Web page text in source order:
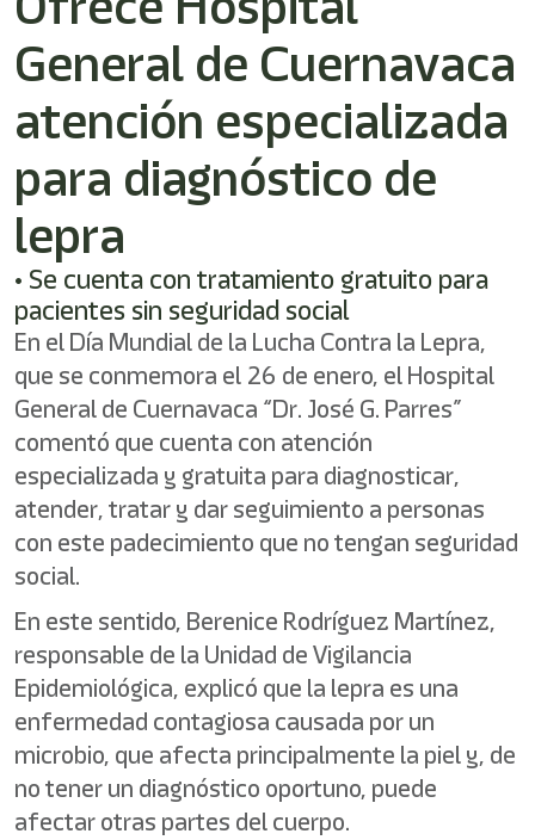
General de Cuernavaca
atención especializada
para diagnóstico de
lepra
• Se cuenta con tratamiento gratuito para
pacientes sin seguridad social
En el Día Mundial de la Lucha Contra la Lepra,
que se conmemora el 26 de enero, el Hospital
General de Cuernavaca “Dr. José G. Parres”
comentó que cuenta con atención
especializada y gratuita para diagnosticar,
atender, tratar y dar seguimiento a personas
con este padecimiento que no tengan seguridad
social.
En este sentido, Berenice Rodríguez Martínez,
responsable de la Unidad de Vigilancia
Epidemiológica, explicó que la lepra es una
enfermedad contagiosa causada por un
microbio, que afecta principalmente la piel y, de
no tener un diagnóstico oportuno, puede
afectar otras partes del cuerpo.